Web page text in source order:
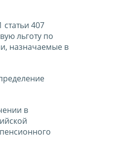
407
льготу по
назначаемые в
в